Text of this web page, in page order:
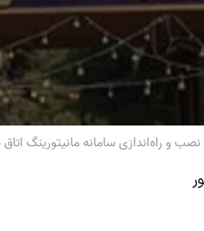
نصب و راه‌اندازی سامانه مانیتورینگ